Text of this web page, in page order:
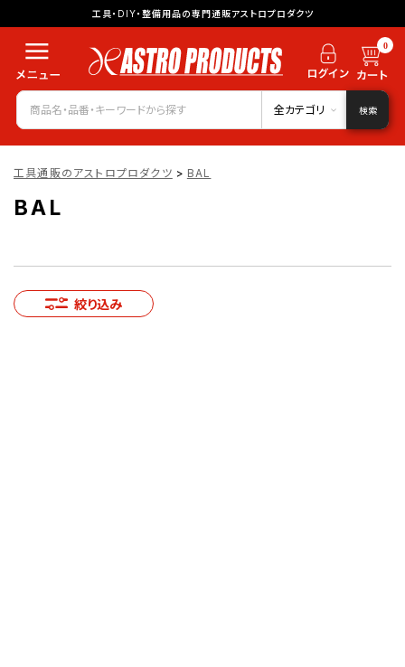
工具・DIY・整備用品の専門通販アストロプロダクツ
0
全カテゴリ 検索
工具通販のアストロプロダクツ > BAL
BAL
絞り込み